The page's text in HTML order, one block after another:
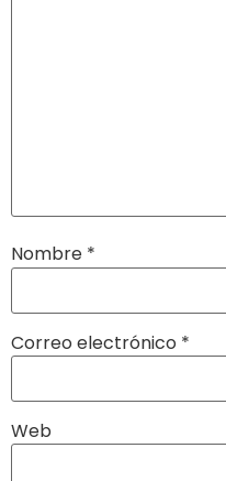
Nombre *
Correo electrónico *
Web